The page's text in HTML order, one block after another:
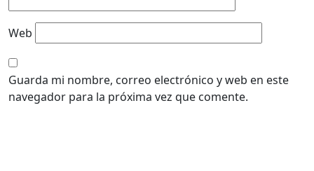
Web
Guarda mi nombre, correo electrónico y web en este
navegador para la próxima vez que comente.